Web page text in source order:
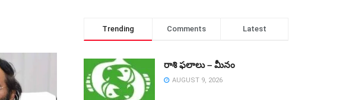
Trending Comments Latest
రాశి ఫలాలు – మీనం
AUGUST 9, 2026